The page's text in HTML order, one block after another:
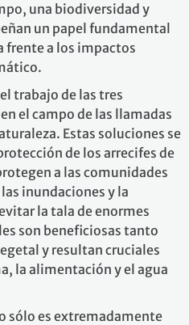
una biodiversidad y
un papel fundamental
frente a los impactos
trabajo de las tres
el campo de las llamadas
Estas soluciones se
de los arrecifes de
a las comunidades
inundaciones y la
la tala de enormes
son beneficiosas tanto
y resultan cruciales
la alimentación y el agua
sólo es extremadamente